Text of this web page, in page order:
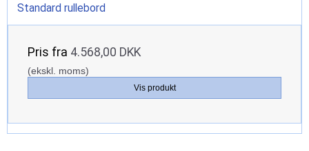
Standard rullebord
Pris fra 4.568,00 DKK
(ekskl. moms)
Vis produkt